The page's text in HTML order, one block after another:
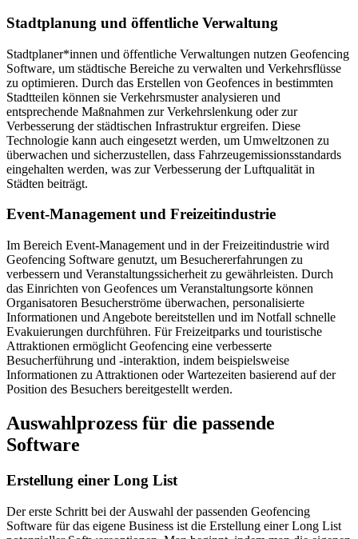
Stadtplanung und öffentliche Verwaltung
Stadtplaner*innen und öffentliche Verwaltungen nutzen Geofencing
Software, um städtische Bereiche zu verwalten und Verkehrsflüsse
zu optimieren. Durch das Erstellen von Geofences in bestimmten
Stadtteilen können sie Verkehrsmuster analysieren und
entsprechende Maßnahmen zur Verkehrslenkung oder zur
Verbesserung der städtischen Infrastruktur ergreifen. Diese
Technologie kann auch eingesetzt werden, um Umweltzonen zu
überwachen und sicherzustellen, dass Fahrzeugemissionsstandards
eingehalten werden, was zur Verbesserung der Luftqualität in
Städten beiträgt.
Event-Management und Freizeitindustrie
Im Bereich Event-Management und in der Freizeitindustrie wird
Geofencing Software genutzt, um Besuchererfahrungen zu
verbessern und Veranstaltungssicherheit zu gewährleisten. Durch
das Einrichten von Geofences um Veranstaltungsorte können
Organisatoren Besucherströme überwachen, personalisierte
Informationen und Angebote bereitstellen und im Notfall schnelle
Evakuierungen durchführen. Für Freizeitparks und touristische
Attraktionen ermöglicht Geofencing eine verbesserte
Besucherführung und -interaktion, indem beispielsweise
Informationen zu Attraktionen oder Wartezeiten basierend auf der
Position des Besuchers bereitgestellt werden.
Auswahlprozess für die passende
Software
Erstellung einer Long List
Der erste Schritt bei der Auswahl der passenden Geofencing
Software für das eigene Business ist die Erstellung einer Long List